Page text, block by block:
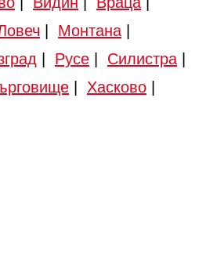
Монтана
Русе Силистра
Хасково